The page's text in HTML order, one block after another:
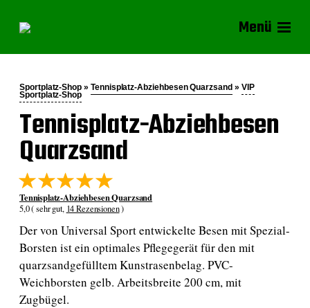
Menü
Sportplatz-Shop » Tennisplatz-Abziehbesen Quarzsand» VIP
Sportplatz-Shop
Tennisplatz-Abziehbesen
Quarzsand
Tennisplatz-Abziehbesen Quarzsand
5,0 ( sehr gut, 14 Rezensionen)
Der von Universal Sport entwickelte Besen mit Spezial-
Borsten ist ein optimales Pflegegerät für den mit
quarzsandgefülltem Kunstrasenbelag. PVC-
Weichborsten gelb. Arbeitsbreite 200 cm, mit
Zugbügel.